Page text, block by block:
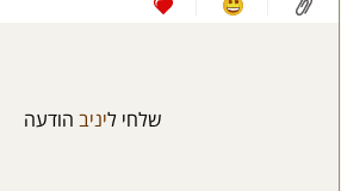
שלחי ליניב הודעה